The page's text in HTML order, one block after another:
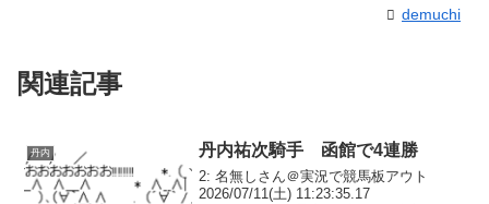
demuchi
関連記事
丹内 丹内祐次騎手 函館で4連勝
2: 名無しさん＠実況で競馬板アウト
2026/07/11(土) 11:23:35.17